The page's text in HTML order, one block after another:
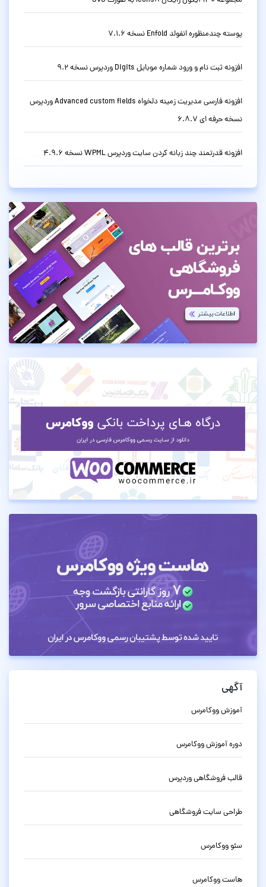
پوسته چندمنظوره انفولد Enfold نسخه 7.1.6
افزونه ثبت نام و ورود شماره موبایل Digits وردپرس نسخه 9.2
افزونه فارسی مدیریت زمینه دلخواه Advanced custom fields وردپرس
نسخه حرفه ای 6.8.7
افزونه قدرتمند چند زبانه کردن سایت وردپرس WPML نسخه 4.9.6
آگهی
آموزش ووکامرس
دوره آموزش ووکامرس
قالب فروشگاهی وردپرس
طراحی سایت فروشگاهی
سئو ووکامرس
هاست ووکامرس